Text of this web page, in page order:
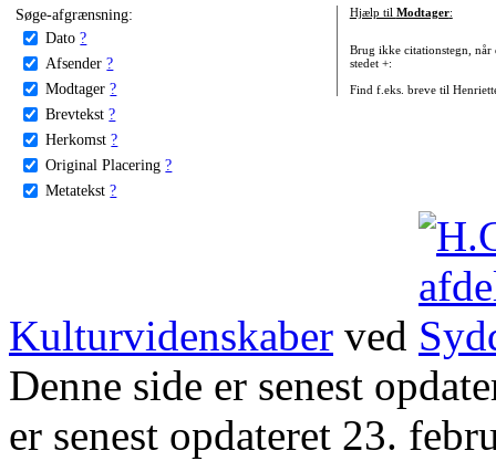
Søge-afgrænsning:
Dato ?
Afsender ?
Modtager ?
Brevtekst ?
Herkomst ?
Original Placering ?
Metatekst ?
Hjælp til Modtager:
Brug ikke citationstegn, når
stedet +:
Find f.eks. breve til
Kulturvidenskaber ved
Denne side er senest
er senest opdateret 23.